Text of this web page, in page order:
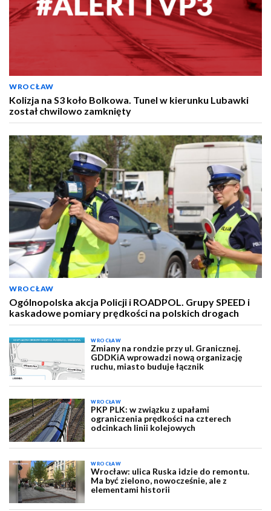
WROCŁAW
Kolizja na S3 koło Bolkowa. Tunel w kierunku Lubawki
został chwilowo zamknięty
WROCŁAW
Ogólnopolska akcja Policji i ROADPOL. Grupy SPEED i
kaskadowe pomiary prędkości na polskich drogach
WROCŁAW
Zmiany na rondzie przy ul. Granicznej.
GDDKiA wprowadzi nową organizację
ruchu, miasto buduje łącznik
WROCŁAW
PKP PLK: w związku z upałami
ograniczenia prędkości na czterech
odcinkach linii kolejowych
WROCŁAW
Wrocław: ulica Ruska idzie do remontu.
Ma być zielono, nowocześnie, ale z
elementami historii